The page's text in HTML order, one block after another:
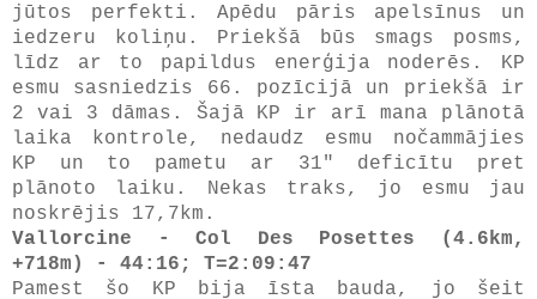
jūtos perfekti. Apēdu pāris apelsīnus un
iedzeru koliņu. Priekšā būs smags posms,
līdz ar to papildus enerģija noderēs. KP
esmu sasniedzis 66. pozīcijā un priekšā ir
2 vai 3 dāmas. Šajā KP ir arī mana plānotā
laika kontrole, nedaudz esmu nočammājies
KP un to pametu ar 31" deficītu pret
plānoto laiku. Nekas traks, jo esmu jau
noskrējis 17,7km.
Vallorcine - Col Des Posettes (4.6km,
+718m) - 44:16; T=2:09:47
Pamest šo KP bija īsta bauda, jo šeit